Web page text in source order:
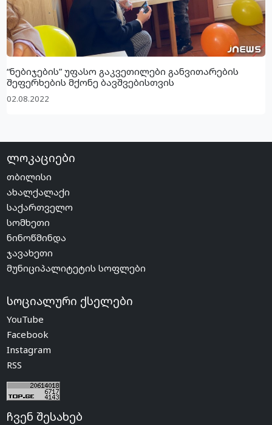
“ნებიჯების” უფასო გაკვეთილები განვითარების
შეფერხების მქონე ბავშვებისთვის
02.08.2022
ლოკაციები
თბილისი
ახალქალაქი
საქართველო
სომხეთი
ნინოწმინდა
ჯავახეთი
მუნიციპალიტეტის სოფლები
სოციალური ქსელები
YouTube
Facebook
Instagram
RSS
ჩვენ შესახებ